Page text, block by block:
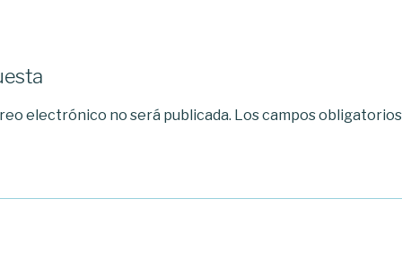
electrónico no será publicada. Los campos